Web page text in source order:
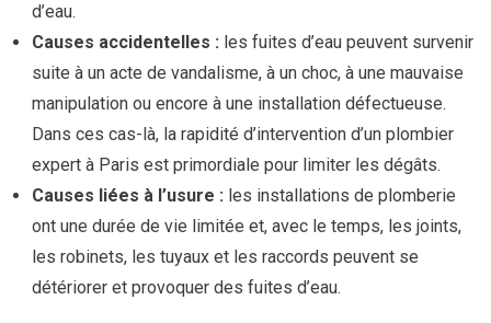
d’eau.
Causes accidentelles : les fuites d’eau peuvent survenir
suite à un acte de vandalisme, à un choc, à une mauvaise
manipulation ou encore à une installation défectueuse.
Dans ces cas-là, la rapidité d’intervention d’un plombier
expert à Paris est primordiale pour limiter les dégâts.
Causes liées à l’usure : les installations de plomberie
ont une durée de vie limitée et, avec le temps, les joints,
les robinets, les tuyaux et les raccords peuvent se
détériorer et provoquer des fuites d’eau.